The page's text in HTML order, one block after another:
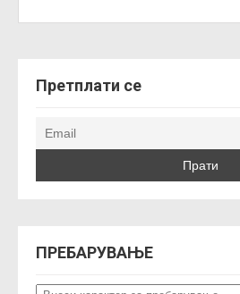
Претплати се
ПРЕБАРУВАЊЕ